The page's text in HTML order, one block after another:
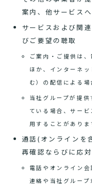
案内、他サービス
サービスおよび関
びご要望の聴取
ご案内・ご提供は
ほか、インターネ
む）の配信による場
当社グループが提
ている場合、サー
用することがありま
通話(オンラインを
再確認ならびに応
電話やオンライン
連絡や当社グルー